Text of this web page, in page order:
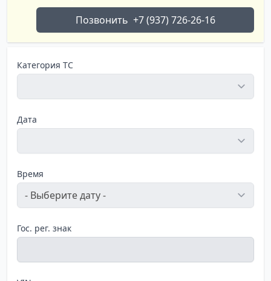
Позвонить +7 (937) 726-26-16
Категория ТС
Дата
Время
Гос. рег. знак